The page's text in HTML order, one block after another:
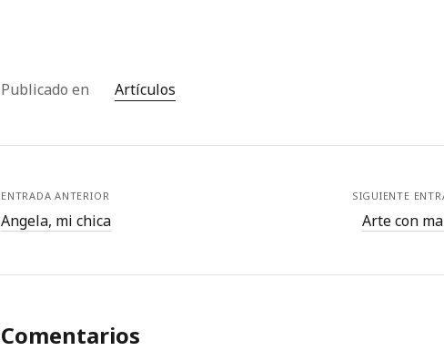
Publicado en Artículos
ENTRADA ANTERIOR
Angela, mi chica
SIGUIENTE
Arte con
Comentarios